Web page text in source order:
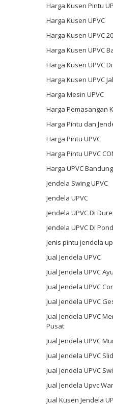
Harga Kusen Pintu
Harga Kusen UPVC
Harga Kusen UPVC
Harga Kusen UPVC
Harga Kusen UPVC
Harga Kusen UPVC
Harga Mesin UPVC
Harga Pemasangan
Harga Pintu dan
Harga Pintu UPVC
Harga Pintu UPVC
Harga UPVC Bandung
Jendela Swing UPVC
Jendela UPVC
Jendela UPVC Di
Jendela UPVC Di
Jenis pintu jendela
Jual Jendela UPVC
Jual Jendela UPVC
Jual Jendela UPVC
Jual Jendela UPVC
Jual Jendela UPVC
Pusat
Jual Jendela UPVC
Jual Jendela UPVC
Jual Jendela UPVC
Jual Jendela Upvc
Jual Kusen Jendela